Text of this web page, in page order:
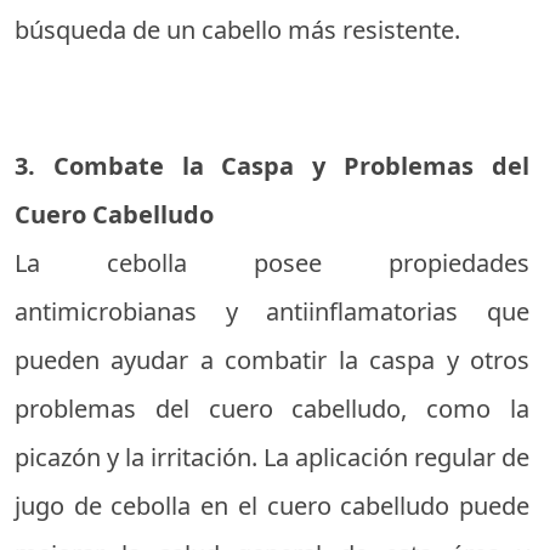
búsqueda de un cabello más resistente.
3. Combate la Caspa y Problemas del
Cuero Cabelludo
La cebolla posee propiedades
antimicrobianas y antiinflamatorias que
pueden ayudar a combatir la caspa y otros
problemas del cuero cabelludo, como la
picazón y la irritación. La aplicación regular de
jugo de cebolla en el cuero cabelludo puede